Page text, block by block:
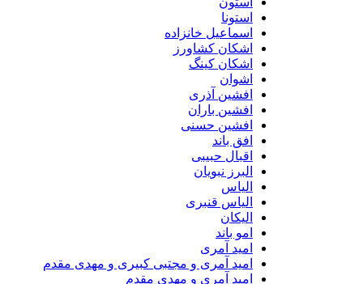
اسماعیل خانزاده
اشکان کشاورز
اشکان کینگ
افشین آذری
افشین باران
افشین حسنی
افق باند
اقبال حبیبی
البرز نبویان
الیاس قنبرى
امو باند
امید آمری
امید آمری و مجتبی کبیری و مهدى مقدم
امید آمری و مهدی مقدم